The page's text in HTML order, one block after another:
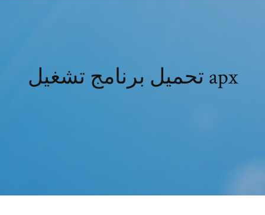
تحميل برنامج تشغيل apx